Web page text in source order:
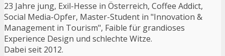
23 Jahre jung, Exil-Hesse in Österreich, Coffee Addict,
Social Media-Opfer, Master-Student in "Innovation &
Management in Tourism", Faible für grandioses
Experience Design und schlechte Witze.
Dabei seit 2012.